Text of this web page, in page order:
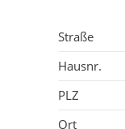
Straße
Hausnr.
PLZ
Ort